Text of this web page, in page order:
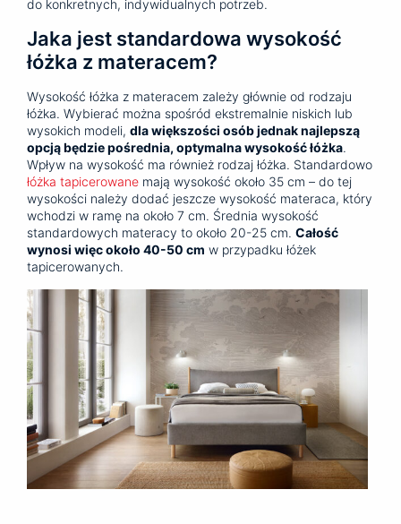
do konkretnych, indywidualnych potrzeb.
Jaka jest standardowa wysokość
łóżka z materacem?
Wysokość łóżka z materacem zależy głównie od rodzaju
łóżka. Wybierać można spośród ekstremalnie niskich lub
wysokich modeli, dla większości osób jednak najlepszą
opcją będzie pośrednia, optymalna wysokość łóżka.
Wpływ na wysokość ma również rodzaj łóżka. Standardowo
łóżka tapicerowane mają wysokość około 35 cm – do tej
wysokości należy dodać jeszcze wysokość materaca, który
wchodzi w ramę na około 7 cm. Średnia wysokość
standardowych materacy to około 20-25 cm. Całość
wynosi więc około 40-50 cm w przypadku łóżek
tapicerowanych.